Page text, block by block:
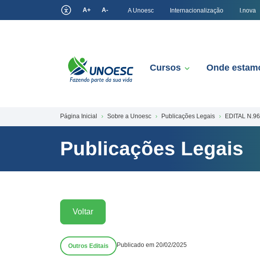
A+ A- A Unoesc Internacionalização I.nova
Cursos Onde
Página Inicial Sobre a Unoesc Publicações Legais EDITAL
Publicações Legais
Voltar
Outros Editais Publicado em 20/02/2025